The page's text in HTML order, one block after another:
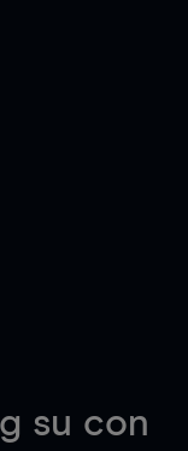
su con